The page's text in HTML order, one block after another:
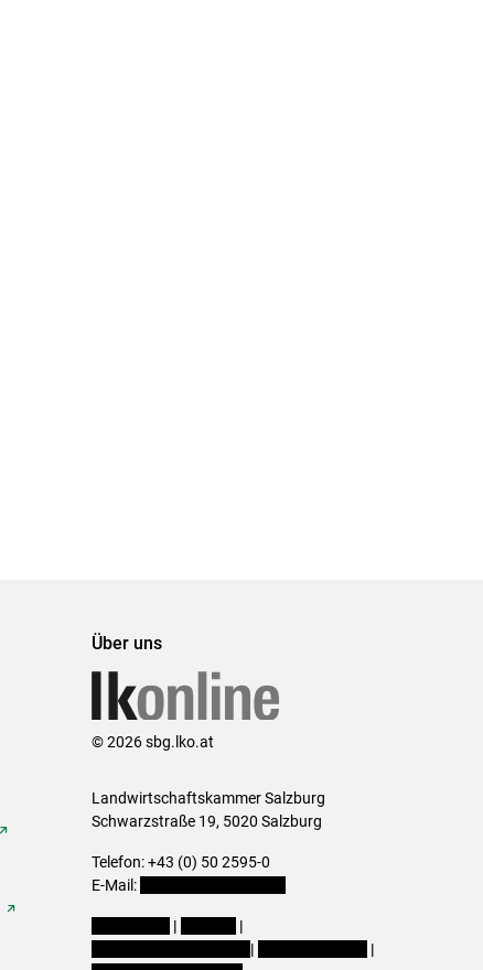
Über uns
© 2026 sbg.lko.at
Landwirtschaftskammer Salzburg
Schwarzstraße 19, 5020 Salzburg
Telefon: +43 (0) 50 2595-0
E-Mail:
|
|
|
|